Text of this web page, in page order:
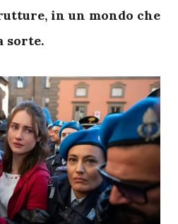
in un mondo che
sorte.